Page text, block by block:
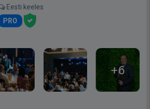
Eesti keeles
PRO
+6